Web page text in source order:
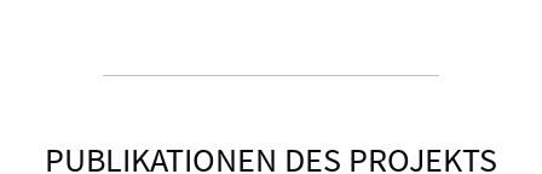
PUBLIKATIONEN DES PROJEKTS